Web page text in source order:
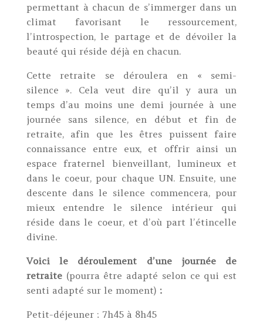
permettant à chacun de s’immerger dans un
climat favorisant le ressourcement,
l’introspection, le partage et de dévoiler la
beauté qui réside déjà en chacun.
Cette retraite se déroulera en « semi-
silence ». Cela veut dire qu’il y aura un
temps d’au moins une demi journée à une
journée sans silence, en début et fin de
retraite, afin que les êtres puissent faire
connaissance entre eux, et offrir ainsi un
espace fraternel bienveillant, lumineux et
dans le coeur, pour chaque UN. Ensuite, une
descente dans le silence commencera, pour
mieux entendre le silence intérieur qui
réside dans le coeur, et d’où part l’étincelle
divine.
Voici le déroulement d’une journée de
retraite (pourra être adapté selon ce qui est
senti adapté sur le moment) :
Petit-déjeuner : 7h45 à 8h45